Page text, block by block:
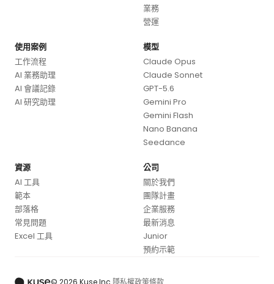
業務
營運
使用案例
工作流程
AI 業務助理
AI 會議記錄
AI 研究助理
模型
Claude Opus
Claude Sonnet
GPT-5.6
Gemini Pro
Gemini Flash
Nano Banana
Seedance
資源
AI 工具
範本
部落格
常見問題
Excel 工具
公司
關於我們
團隊計畫
企業服務
最新消息
Junior
預約示範
© 2026 Kuse Inc. 隱私權政策條款